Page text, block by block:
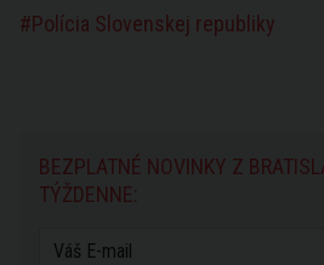
Polícia Slovenskej republiky
BEZPLATNÉ NOVINKY Z
TÝŽDENNE: